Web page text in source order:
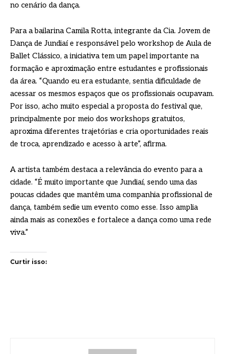
no cenário da dança.
Para a bailarina Camila Rotta, integrante da Cia. Jovem de
Dança de Jundiaí e responsável pelo workshop de Aula de
Ballet Clássico, a iniciativa tem um papel importante na
formação e aproximação entre estudantes e profissionais
da área. “Quando eu era estudante, sentia dificuldade de
acessar os mesmos espaços que os profissionais ocupavam.
Por isso, acho muito especial a proposta do festival que,
principalmente por meio dos workshops gratuitos,
aproxima diferentes trajetórias e cria oportunidades reais
de troca, aprendizado e acesso à arte”, afirma.
A artista também destaca a relevância do evento para a
cidade. “É muito importante que Jundiaí, sendo uma das
poucas cidades que mantêm uma companhia profissional de
dança, também sedie um evento como esse. Isso amplia
ainda mais as conexões e fortalece a dança como uma rede
viva.”
Curtir isso: